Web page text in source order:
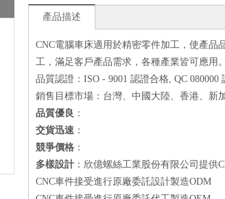
產品描述
CNC電腦車床適用於精密零件加工，使產品
工，滿足客戶產品需求，各種產業皆可應用。
品質認證：ISO - 9001 認證合格, QC 080000
銷售目標市場：台灣、中國大陸、香港、新
品質優良 ：
交貨迅速 ：
競爭價格 ：
多樣設計 ：欣億螺絲工業股份有限公司提供
CNC車件接受進行原廠委託設計製造ODM